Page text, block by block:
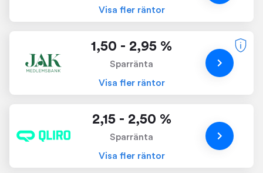
Visa fler räntor
1,50 - 2,95 %
Sparränta
Visa fler räntor
2,15 - 2,50 %
Sparränta
Visa fler räntor